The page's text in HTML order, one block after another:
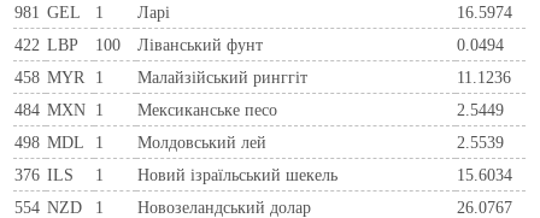
981 GEL 1 Ларi
16.5974
422 LBP 100 Ліванський фунт
0.0494
458 MYR 1 Малайзійський ринггіт
11.1236
484 MXN 1 Мексиканське песо
2.5449
498 MDL 1 Молдовський лей
2.5539
376 ILS 1 Новий ізраїльський шекель
15.6034
554 NZD 1 Новозеландський долар
26.0767